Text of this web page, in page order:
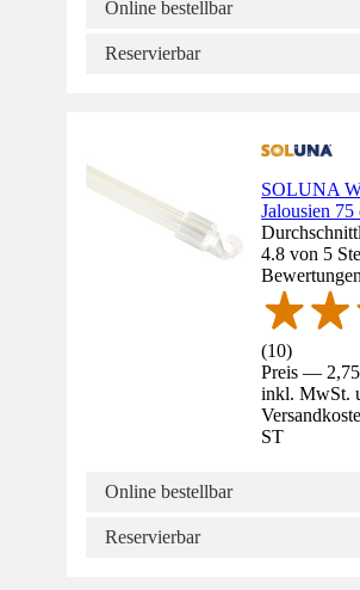
Online bestellbar
Reservierbar
SOLUNA
Jalousien 75
4.8 von 5
(10)
Preis —
inkl. MwSt.
ST
Online bestellbar
Reservierbar